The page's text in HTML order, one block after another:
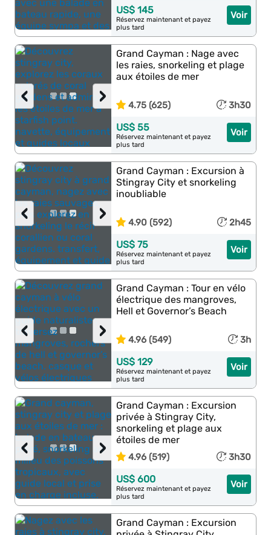
Voir
US$ 145
Réservez maintenant et payez
plus tard
›
‹
Grand Cayman : Nage avec
les raies, snorkeling et plage
aux étoiles de mer
4.75 (625) 3h30
Voir
US$ 55
Réservez maintenant et payez
plus tard
›
‹
Grand Cayman : Excursion à
Stingray City et snorkeling
inoubliable
4.90 (592) 2h45
Voir
US$ 75
Réservez maintenant et payez
plus tard
›
‹
Grand Cayman : Tour en vélo
électrique des mangroves,
Hell et Governor’s Beach
4.96 (549) 3h
Voir
US$ 129
Réservez maintenant et payez
plus tard
›
‹
Grand Cayman : Excursion
privée à Stingray City,
snorkeling et plage aux
étoiles de mer
4.96 (519) 3h30
Voir
US$ 600
Réservez maintenant et payez
plus tard
Grand Cayman : Excursion